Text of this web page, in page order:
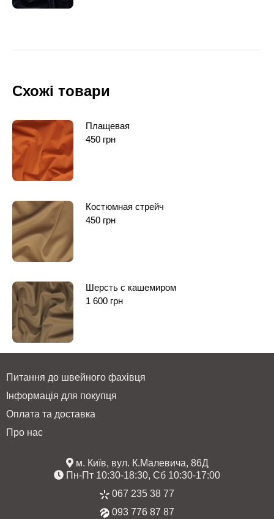
Схожі товари
Плащевая
450 грн
Костюмная стрейч
450 грн
Шерсть с кашемиром
1 600 грн
Питання до швейного фахівця
Інформація для покупця
Оплата та доставка
Про нас
м. Київ, вул. К.Малевича, 86Д
Пн-Пт 10:30-18:30, Сб 10:30-17:00
067 235 38 77
093 776 87 87